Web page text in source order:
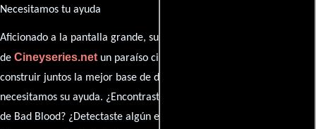
Necesitamos tu ayuda
Aficionado a la pantalla grande, su participación es clave para hacer
de Cineyseries.netun paraíso cinéfilo completo. Queremos
construir juntos la mejor base de datos cinematográfica, pero
necesitamos su ayuda. ¿Encontraste algún dato faltante en la ficha
de Bad Blood? ¿Detectaste algún error en la sinopsis o el elenco?